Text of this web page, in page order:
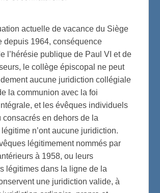
actuelle de vacance du Siège
depuis 1964, conséquence
l’hérésie publique de Paul VI et de
le collège épiscopal ne peut
aucune juridiction collégiale
la communion avec la foi
et les évêques individuels
consacrés en dehors de la
n’ont aucune juridiction.
légitimement nommés par
à 1958, ou leurs
légitimes dans la ligne de la
une juridiction valide, à